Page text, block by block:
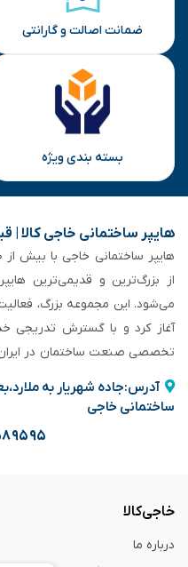
ضمانت اصالت و گارانتی
بسته بندی ویژه
هایپر ساختمانی خاجی‌ کالا |
از بزرگ‌ترین و قدیمی‌ترین
می‌شود. این مجموعه بزرگ،
آغاز کرد و با گسترش تدریجی
تخصصی صنعت ساختمان در
آدرس:جاده شهریار به
ساختمانی خاجی
خاجی‌کالا
درباره ما